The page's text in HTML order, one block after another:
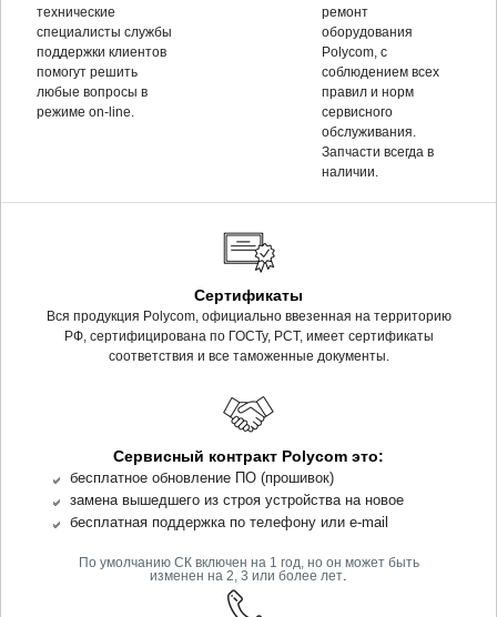
технические
специалисты службы
поддержки клиентов
помогут решить
любые вопросы в
режиме on-line.
ремонт
оборудования
Polycom, c
соблюдением всех
правил и норм
сервисного
обслуживания.
Запчасти всегда в
наличии.
Сертификаты
Вся продукция Polycom, официально ввезенная на территорию
РФ, сертифицирована по ГОСТу, РСТ, имеет сертификаты
соответствия и все таможенные документы.
Сервисный контракт Polycom это:
бесплатное обновление ПО (прошивок)
замена вышедшего из строя устройства на новое
бесплатная поддержка по телефону или e-mail
По умолчанию СК включен на 1 год, но он может быть
изменен на 2, 3 или более лет.